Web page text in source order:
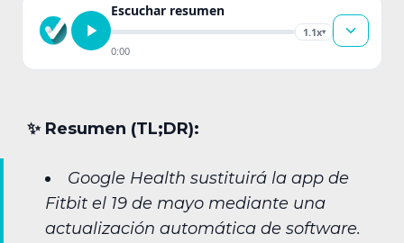
Escuchar resumen
1.1x▾
0:00
✨︎ Resumen (TL;DR):
Google Health sustituirá la app de
Fitbit el 19 de mayo mediante una
actualización automática de software.